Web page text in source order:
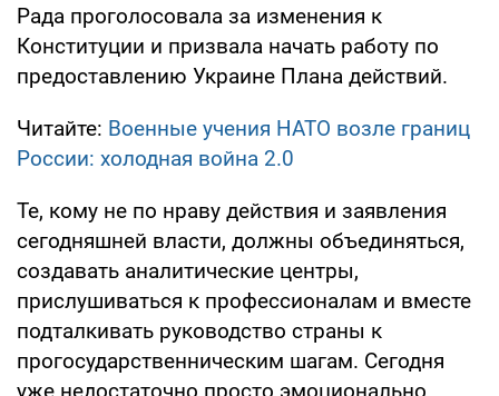
Рада проголосовала за изменения к
Конституции и призвала начать работу по
предоставлению Украине Плана действий.
Читайте: Военные учения НАТО возле границ
России: холодная война 2.0
Те, кому не по нраву действия и заявления
сегодняшней власти, должны объединяться,
создавать аналитические центры,
прислушиваться к профессионалам и вместе
подталкивать руководство страны к
прогосударственническим шагам. Сегодня
уже недостаточно просто эмоционально